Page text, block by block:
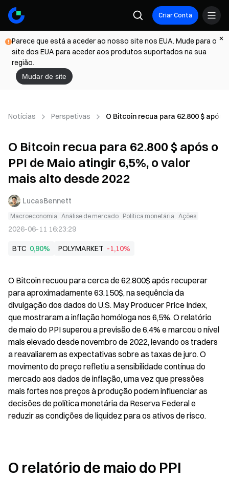
Criar Conta
Parece que está a aceder ao nosso site nos EUA. Mude para o
site dos EUA para aceder aos produtos suportados na sua
região.
Mudar de site
Notícias Perspetivas O Bitcoin recua para 62.800 $ após
O Bitcoin recua para 62.800 $ após o
PPI de Maio atingir 6,5%, o valor
mais alto desde 2022
LucasBennett
Macroeconomia Análise de mercado Política monetária Ações
2026-06-11 16:23:29
BTC 0,90% POLYMARKET -1,10%
O Bitcoin recuou para cerca de 62.800$ após recuperar
para aproximadamente 63.150$, na sequência da
divulgação dos dados do U.S. May Producer Price Index,
que mostraram a inflação homóloga nos 6,5%. O relatório
de maio do PPI superou a previsão de 6,4% e marcou o nível
mais elevado desde novembro de 2022, levando os traders
a reavaliarem as expectativas sobre as taxas de juro. O
movimento do preço refletiu a sensibilidade contínua do
mercado aos dados de inflação, uma vez que pressões
mais fortes nos preços à produção podem influenciar as
decisões de política monetária da Reserva Federal e
reduzir as condições de liquidez para os ativos de risco.
O relatório de maio do PPI